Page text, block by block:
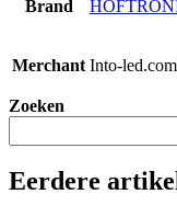
Brand
Merchant Into-
Zoeken
Eerdere